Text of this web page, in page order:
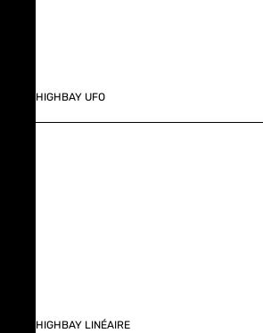
HIGHBAY UFO
HIGHBAY LINÉAIRE